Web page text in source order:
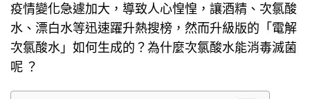
疫情變化急遽加大，導致人心惶惶，讓酒精、次氯酸
水、漂白水等迅速躍升熱搜榜，然而升級版的「電解
次氯酸水」如何生成的？為什麼次氯酸水能消毒滅菌
呢 ？